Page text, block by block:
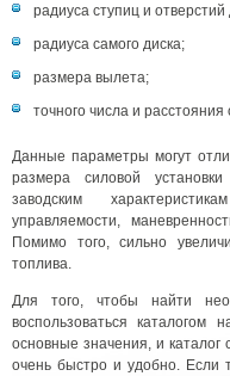
радиуса ступиц и
радиуса самого диска;
размера вылета;
точного числа и расстояния
Данные параметры могут
размера силовой
заводским
управляемости,
Помимо того, сильно
топлива.
Для того, чтобы найти
воспользоваться
основные значения, и каталог
очень быстро и удобно. Если